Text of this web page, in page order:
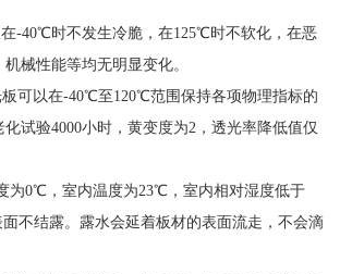
-40℃时不发生冷脆，在125℃时不软化，在恶
械性能等均无明显变化。
板可以在-40℃至120℃范围保持各项物理指标的
试验4000小时，黄变度为2，透光率降低值仅
为0℃，室内温度为23℃，室内相对湿度低于
不结露。露水会延着板材的表面流走，不会滴